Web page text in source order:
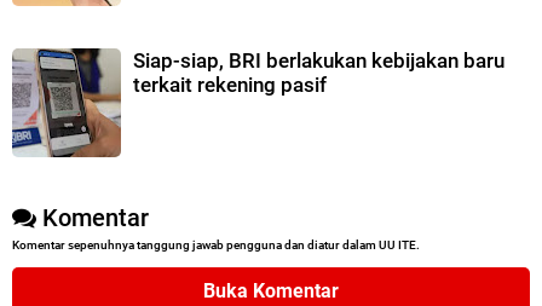
Siap-siap, BRI berlakukan kebijakan baru
terkait rekening pasif
Komentar
Komentar sepenuhnya tanggung jawab pengguna dan diatur dalam UU ITE.
Buka Komentar